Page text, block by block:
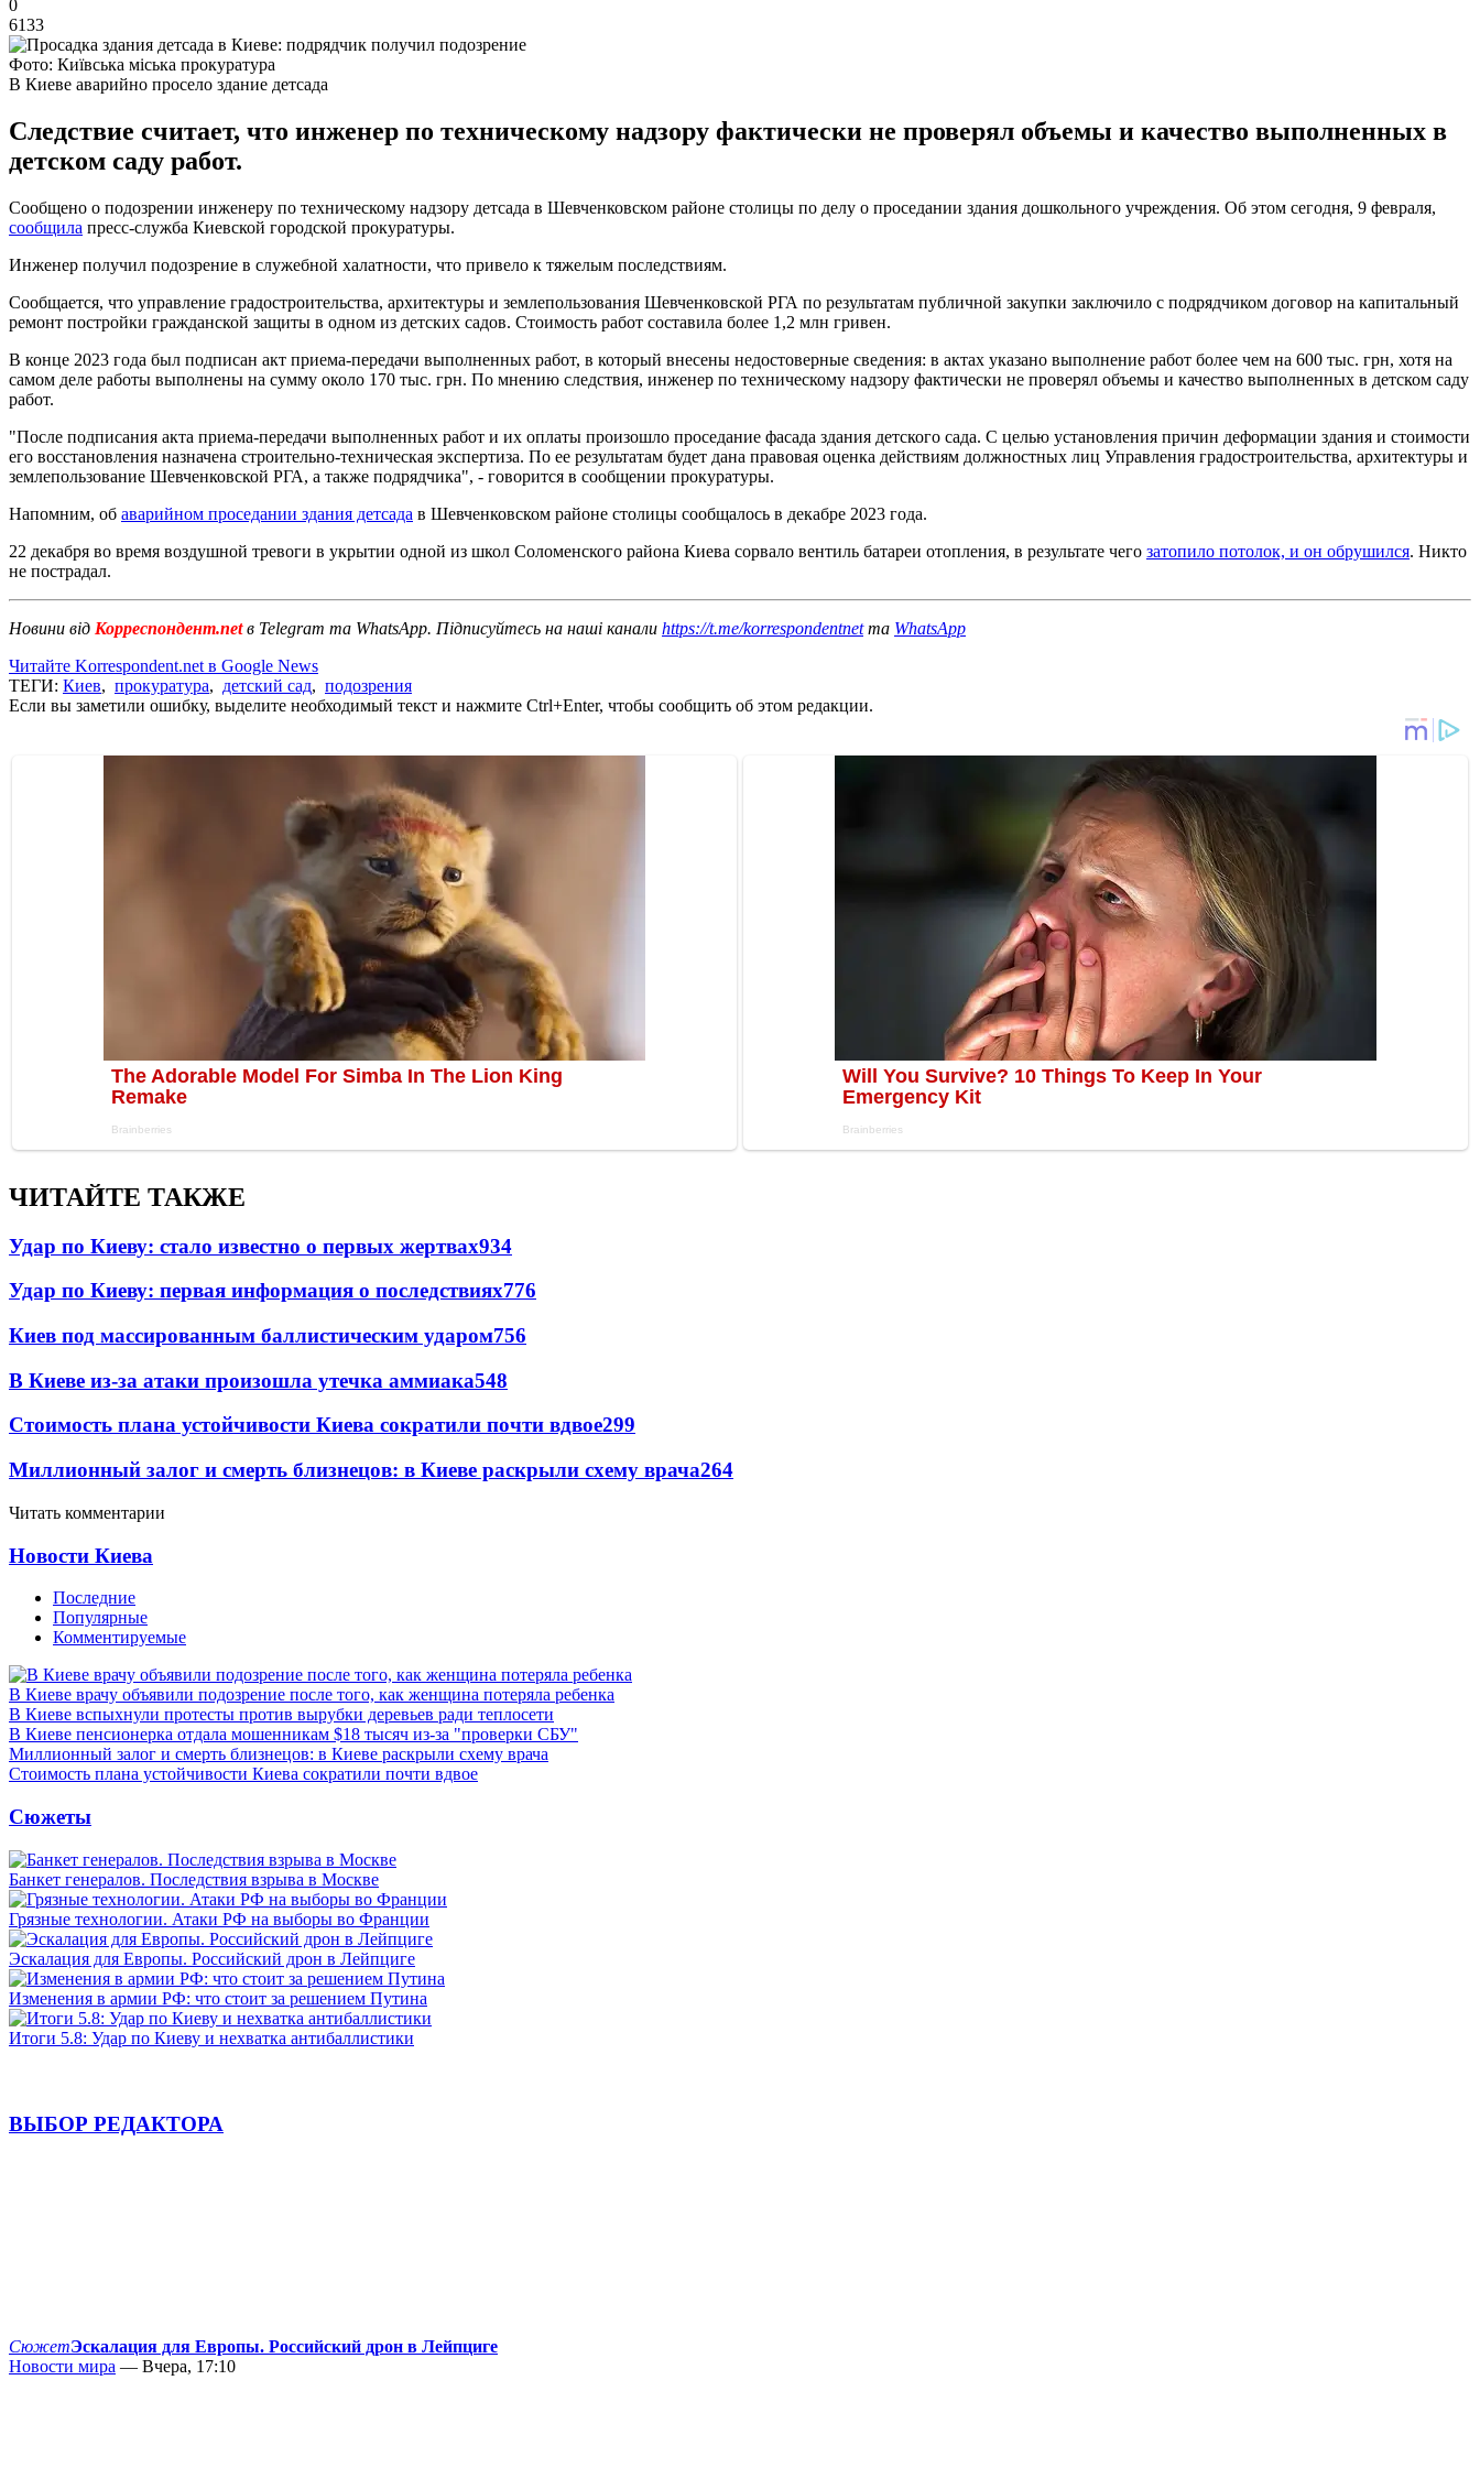
0
6133
Фото: Київська міська прокуратура
В Киеве аварийно просело здание детсада
Следствие считает, что инженер по техническому надзору фактически не проверял объемы и качество выполненных в
детском саду работ.
Сообщено о подозрении инженеру по техническому надзору детсада в Шевченковском районе столицы по делу о проседании здания дошкольного учреждения. Об этом сегодня, 9 февраля,
сообщила пресс-служба Киевской городской прокуратуры.
Инженер получил подозрение в служебной халатности, что привело к тяжелым последствиям.
Сообщается, что управление градостроительства, архитектуры и землепользования Шевченковской РГА по результатам публичной закупки заключило с подрядчиком договор на капитальный
ремонт постройки гражданской защиты в одном из детских садов. Стоимость работ составила более 1,2 млн гривен.
В конце 2023 года был подписан акт приема-передачи выполненных работ, в который внесены недостоверные сведения: в актах указано выполнение работ более чем на 600 тыс. грн, хотя на
самом деле работы выполнены на сумму около 170 тыс. грн. По мнению следствия, инженер по техническому надзору фактически не проверял объемы и качество выполненных в детском саду
работ.
"После подписания акта приема-передачи выполненных работ и их оплаты произошло проседание фасада здания детского сада. С целью установления причин деформации здания и стоимости
его восстановления назначена строительно-техническая экспертиза. По ее результатам будет дана правовая оценка действиям должностных лиц Управления градостроительства, архитектуры и
землепользование Шевченковской РГА, а также подрядчика", - говорится в сообщении прокуратуры.
Напомним, об аварийном проседании здания детсада в Шевченковском районе столицы сообщалось в декабре 2023 года.
22 декабря во время воздушной тревоги в укрытии одной из школ Соломенского района Киева сорвало вентиль батареи отопления, в результате чего затопило потолок, и он обрушился. Никто
не пострадал.
Новини від Корреспондент.netв Telegram та WhatsApp. Підписуйтесь на наші канали https://t.me/korrespondentnetта WhatsApp
Читайте Korrespondent.net в Google News
ТЕГИ: Киев, прокуратура, детский сад, подозрения
Если вы заметили ошибку, выделите необходимый текст и нажмите Ctrl+Enter, чтобы сообщить об этом редакции.
ЧИТАЙТЕ ТАКЖЕ
Удар по Киеву: стало известно о первых жертвах934
Удар по Киеву: первая информация о последствиях776
Киев под массированным баллистическим ударом756
В Киеве из-за атаки произошла утечка аммиака548
Стоимость плана устойчивости Киева сократили почти вдвое299
Миллионный залог и смерть близнецов: в Киеве раскрыли схему врача264
Читать комментарии
Новости Киева
Последние
Популярные
Комментируемые
В Киеве врачу объявили подозрение после того, как женщина потеряла ребенка
В Киеве вспыхнули протесты против вырубки деревьев ради теплосети
В Киеве пенсионерка отдала мошенникам $18 тысяч из-за "проверки СБУ"
Миллионный залог и смерть близнецов: в Киеве раскрыли схему врача
Стоимость плана устойчивости Киева сократили почти вдвое
Сюжеты
Банкет генералов. Последствия взрыва в Москве
Грязные технологии. Атаки РФ на выборы во Франции
Эскалация для Европы. Российский дрон в Лейпциге
Изменения в армии РФ: что стоит за решением Путина
Итоги 5.8: Удар по Киеву и нехватка антибаллистики
ВЫБОР РЕДАКТОРА
СюжетЭскалация для Европы. Российский дрон в Лейпциге
Новости мира — Вчера, 17:10